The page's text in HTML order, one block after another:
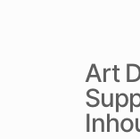
Art